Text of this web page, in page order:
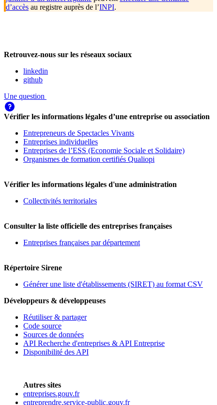
d’accès au registre auprès de l’INPI.
Retrouvez-nous sur les réseaux sociaux
linkedin
github
Une question
Vérifier les informations légales d’une entreprise ou association
Entrepreneurs de Spectacles Vivants
Entreprises individuelles
Entreprises de l’ESS (Economie Sociale et Solidaire)
Organismes de formation certifiés Qualiopi
Vérifier les informations légales d'une administration
Collectivités territoriales
Consulter la liste officielle des entreprises françaises
Entreprises françaises par département
Répertoire Sirene
Générer une liste d'établissements (SIRET) au format CSV
Développeurs & développeuses
Réutiliser & partager
Code source
Sources de données
API Recherche d'entreprises & API Entreprise
Disponibilité des API
Autres sites
entreprises.gouv.fr
entreprendre.service-public.gouv.fr